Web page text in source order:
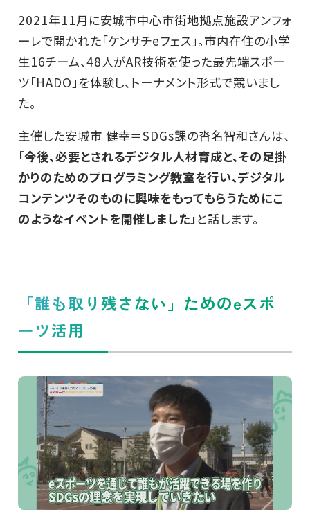
2021年11月に安城市中心市街地拠点施設アンフォ
ーレで開かれた「ケンサチeフェス」。市内在住の小学
生16チーム、48人がAR技術を使った最先端スポー
ツ「HADO」を体験し、トーナメント形式で競いまし
た。
主催した安城市 健幸＝SDGs課の沓名智和さんは、
「今後、必要とされるデジタル人材育成と、その足掛
かりのためのプログラミング教室を行い、デジタル
コンテンツそのものに興味をもってもらうためにこ
のようなイベントを開催しました」 と話します。
「誰も取り残さない」ためのeスポ
ーツ活用